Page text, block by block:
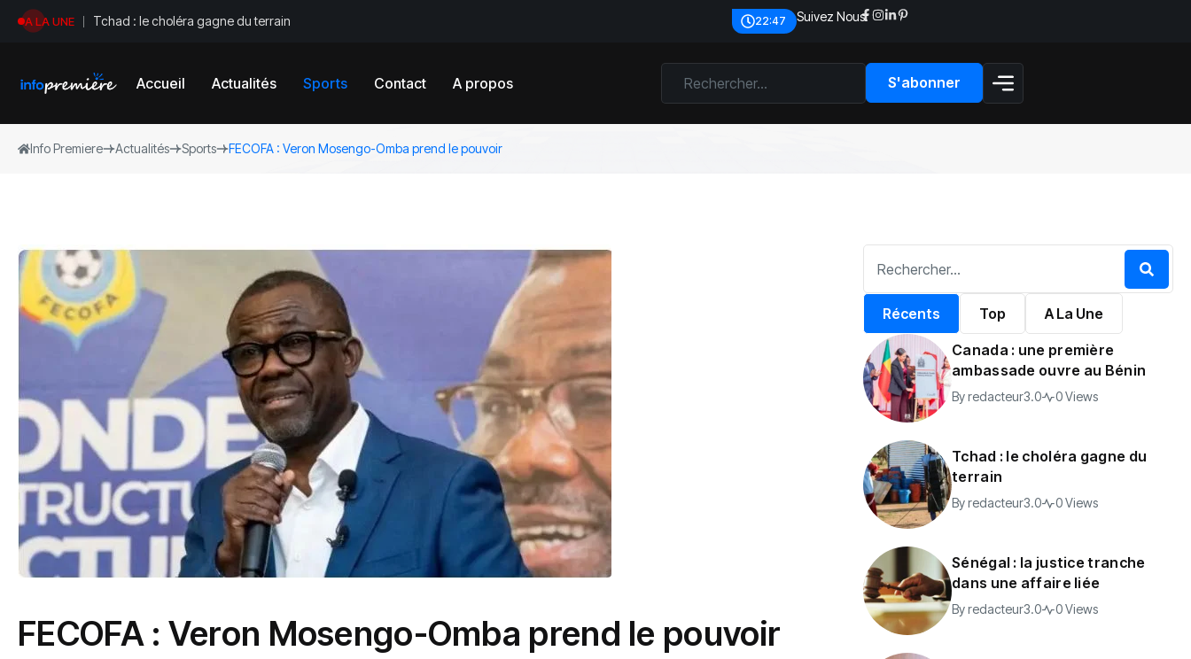
A LA UNE Tchad : le choléra gagne du terrain 22:47 Suivez Nous:
Accueil Actualités Sports Contact A propos S'abonner
Info Premiere Actualités Sports ‎FECOFA : Veron Mosengo-Omba prend le pouvoir
‎FECOFA : Veron Mosengo-Omba prend le pouvoir
Récents Top A La Une
Canada : une première
ambassade ouvre au Bénin
Byredacteur3.0 0 Views
Tchad : le choléra gagne du
terrain
Byredacteur3.0 0 Views
Sénégal : la justice tranche
dans une affaire liée
Byredacteur3.0 0 Views